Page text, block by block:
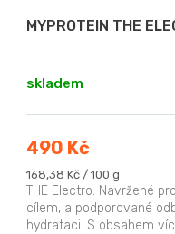
MYPROTEIN THE
skladem
490 Kč
Měrná
cena:
168,38 Kč / 100 g
THE Electro. Navržené
cílem, a podporované
hydrataci. S obsahem